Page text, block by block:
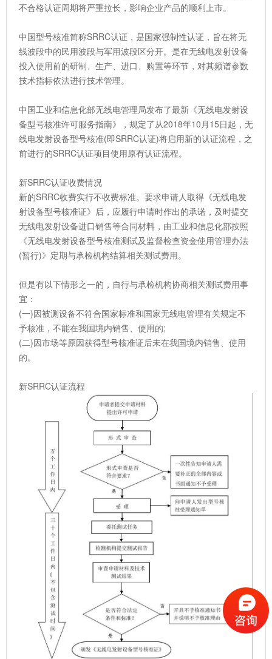
不合格认证周期将严重拉长，影响企业产品的顺利上市。
中国型号核准简称SRRC认证，是国家强制性认证，旨在将无
线波段中的民用波段与军用波段区分开。是在无线电发射设备
投入使用前的研制、生产、进口、购置等环节，对其频谱参数
技术指标依法进行技术管理。
中国工业和信息化部无线电管理局发布了最新《无线电发射设
备型号核准许可服务指南》，规定了从2018年10月15日起，无
线电发射设备型号核准(即SRRC认证)将启用新的认证流程，之
前进行的SRRC认证项目使用原有认证流程。
新SRRC认证收费情况
新的SRRC收费实行不收费标准。要求申请人取得《无线电发
射设备型号核准证》后，应履行申请时作出的承诺，及时提交
无线电发射设备进口销售等合同材料，由工业和信息化部按照
《无线电发射设备型号核准测试及监督检查资金使用管理办法
(暂行)》定期与承检机构结算相关测试费用。
但是有以下情形之一的，自行与承检机构协商相关测试费用事
宜：
(一)因被测设备不符合国家标准和国家无线电管理有关规定不
予核准，不能在我国境内销售、使用的;
(二)因市场等原因获得型号核准证后未在我国境内销售、使用
的。
新SRRC认证流程